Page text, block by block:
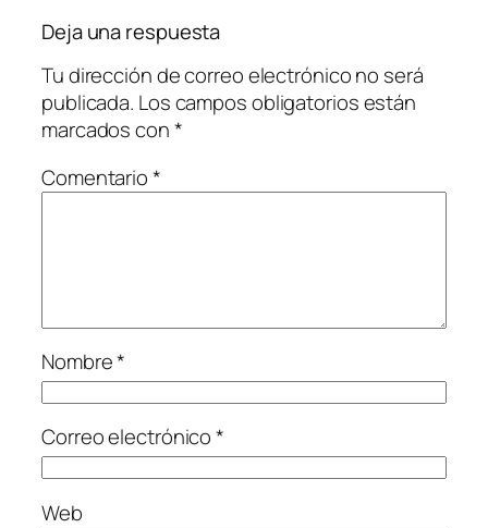
Deja una respuesta
Tu dirección de correo electrónico no será
publicada. Los campos obligatorios están
marcados con*
Comentario*
Nombre*
Correo electrónico*
Web